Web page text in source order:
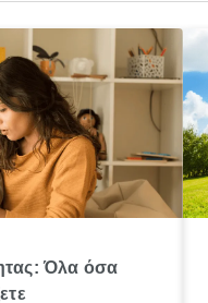
Όλα όσα